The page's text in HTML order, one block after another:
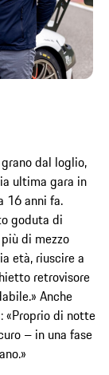
dal loglio,
ultima gara in
16 anni fa.
goduta di
di mezzo
età, riuscire a
retrovisore
Anche
«Proprio di notte
– in una fase